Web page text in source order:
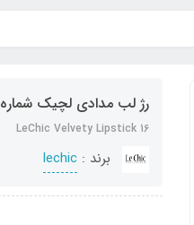
رژ لب مدادی لچیک شماره 16
LeChic Velvety Lipstick 16
برند : lechic